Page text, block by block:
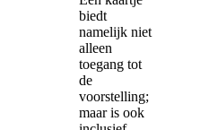
biedt
namelijk niet
alleen
toegang tot
de
voorstelling;
maar is ook